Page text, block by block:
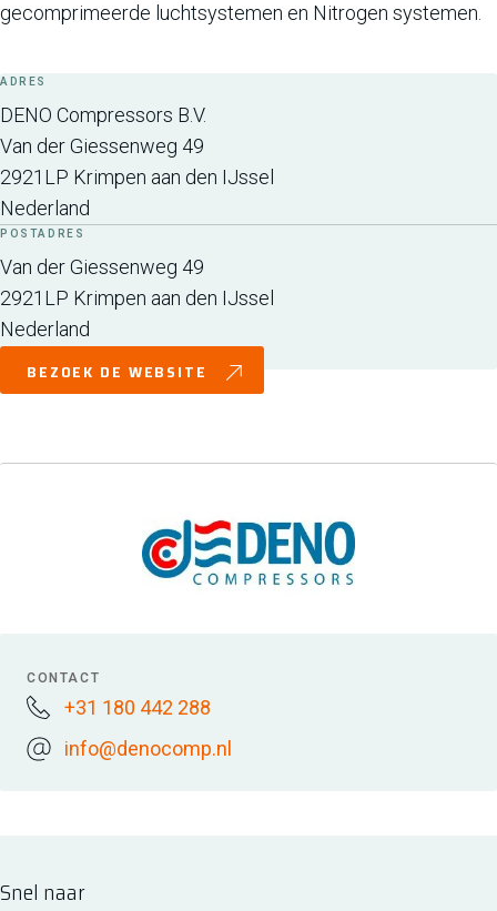
gecomprimeerde luchtsystemen en Nitrogen systemen.
ADRES
DENO Compressors B.V.
Van der Giessenweg 49
2921LP Krimpen aan den IJssel
Nederland
POSTADRES
Van der Giessenweg 49
2921LP Krimpen aan den IJssel
Nederland
BEZOEK DE WEBSITE
CONTACT
+31 180 442 288
info@denocomp.nl
Snel naar